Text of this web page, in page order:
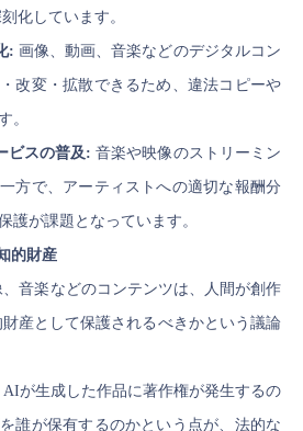
化しています。
: 画像、動画、音楽などのデジタルコン
改変・拡散できるため、違法コピーや
。
ビスの普及: 音楽や映像のストリーミン
方で、アーティストへの適切な報酬分
護が課題となっています。
的財産
音楽などのコンテンツは、人間が創作
産として保護されるべきかという議論
AIが生成した作品に著作権が発生するの
誰が保有するのかという点が、法的な